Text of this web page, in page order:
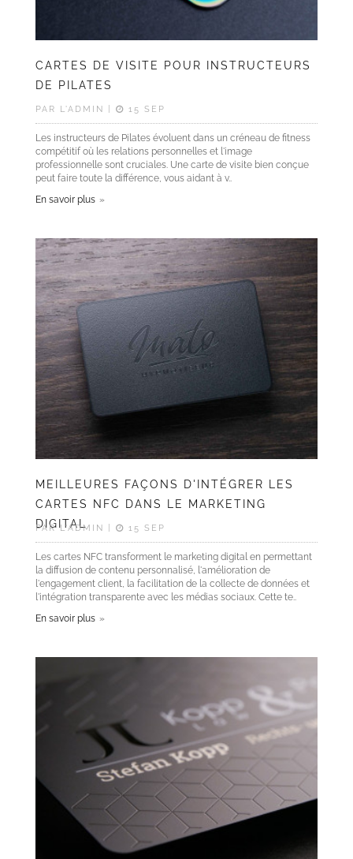
Langue
CARTES DE VISITE POUR INSTRUCTEURS
DE PILATES
PAR L'ADMIN | 15 SEP
Les instructeurs de Pilates évoluent dans un créneau de fitness
compétitif où les relations personnelles et l'image
professionnelle sont cruciales. Une carte de visite bien conçue
peut faire toute la différence, vous aidant à v..
En savoir plus
MEILLEURES FAÇONS D'INTÉGRER LES
CARTES NFC DANS LE MARKETING
DIGITAL
PAR L'ADMIN | 15 SEP
Les cartes NFC transforment le marketing digital en permettant
la diffusion de contenu personnalisé, l'amélioration de
l'engagement client, la facilitation de la collecte de données et
l'intégration transparente avec les médias sociaux. Cette te..
En savoir plus